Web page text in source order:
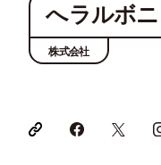
へラルボ
株式会社